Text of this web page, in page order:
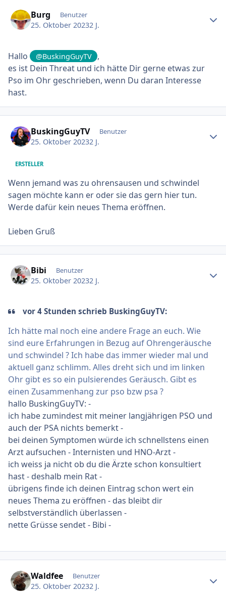
Burg Benutzer
25. Oktober 20232 J.
Hallo @BuskingGuyTV
,
es ist Dein Threat und ich hätte Dir gerne etwas zur
Pso im Ohr geschrieben, wenn Du daran Interesse
hast.
BuskingGuyTV Benutzer
25. Oktober 20232 J.
ERSTELLER
Wenn jemand was zu ohrensausen und schwindel
sagen möchte kann er oder sie das gern hier tun.
Werde dafür kein neues Thema eröffnen.
Lieben Gruß
Bibi Benutzer
25. Oktober 20232 J.
vor 4 Stunden schrieb BuskingGuyTV:
Ich hätte mal noch eine andere Frage an euch. Wie
sind eure Erfahrungen in Bezug auf Ohrengeräusche
und schwindel ? Ich habe das immer wieder mal und
aktuell ganz schlimm. Alles dreht sich und im linken
Ohr gibt es so ein pulsierendes Geräusch. Gibt es
einen Zusammenhang zur pso bzw psa ?
hallo BuskingGuyTV: -
ich habe zumindest mit meiner langjährigen PSO und
auch der PSA nichts bemerkt -
bei deinen Symptomen würde ich schnellstens einen
Arzt aufsuchen - Internisten und HNO-Arzt -
ich weiss ja nicht ob du die Ärzte schon konsultiert
hast - deshalb mein Rat -
übrigens finde ich deinen Eintrag schon wert ein
neues Thema zu eröffnen - das bleibt dir
selbstverständlich überlassen -
nette Grüsse sendet - Bibi -
Waldfee Benutzer
25. Oktober 20232 J.